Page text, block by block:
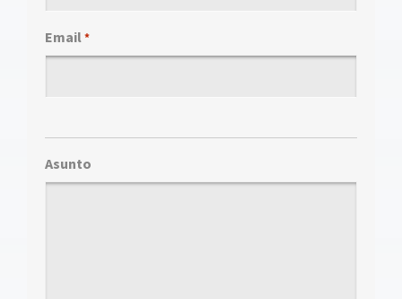
Email *
Asunto